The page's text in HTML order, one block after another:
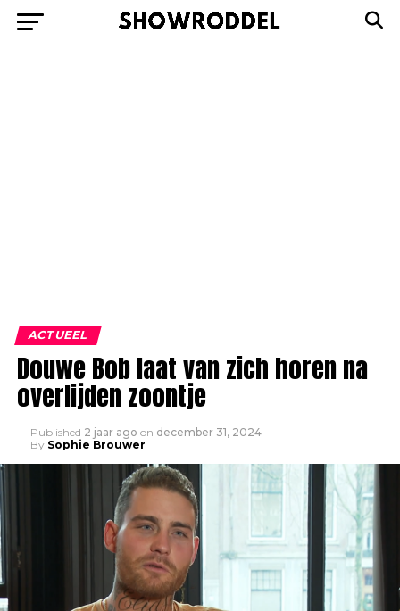
ACTUEEL
Douwe Bob laat van zich horen na
overlijden zoontje
Published 2 jaar ago on december 31, 2024
By Sophie Brouwer